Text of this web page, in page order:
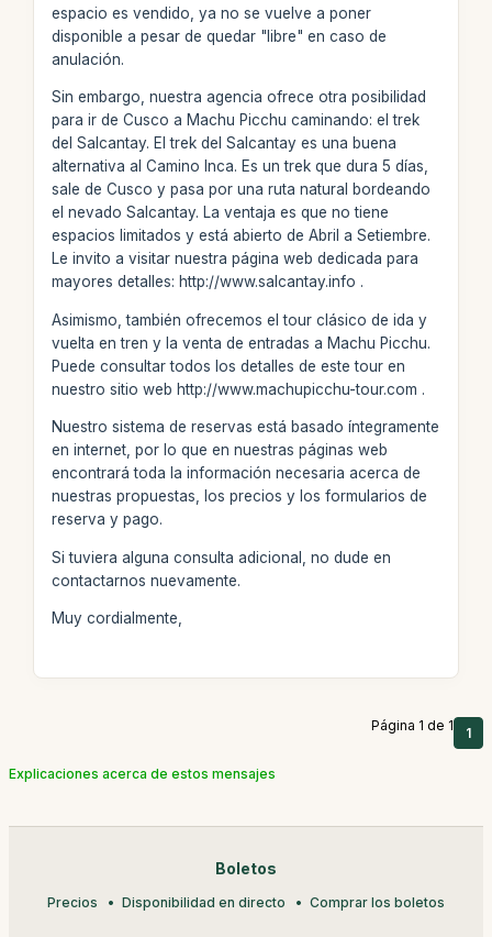
espacio es vendido, ya no se vuelve a poner
disponible a pesar de quedar "libre" en caso de
anulación.
Sin embargo, nuestra agencia ofrece otra posibilidad
para ir de Cusco a Machu Picchu caminando: el trek
del Salcantay. El trek del Salcantay es una buena
alternativa al Camino Inca. Es un trek que dura 5 días,
sale de Cusco y pasa por una ruta natural bordeando
el nevado Salcantay. La ventaja es que no tiene
espacios limitados y está abierto de Abril a Setiembre.
Le invito a visitar nuestra página web dedicada para
mayores detalles: http://www.salcantay.info .
Asimismo, también ofrecemos el tour clásico de ida y
vuelta en tren y la venta de entradas a Machu Picchu.
Puede consultar todos los detalles de este tour en
nuestro sitio web http://www.machupicchu-tour.com .
Nuestro sistema de reservas está basado íntegramente
en internet, por lo que en nuestras páginas web
encontrará toda la información necesaria acerca de
nuestras propuestas, los precios y los formularios de
reserva y pago.
Si tuviera alguna consulta adicional, no dude en
contactarnos nuevamente.
Muy cordialmente,
Página 1 de 1 1
Explicaciones acerca de estos mensajes
Boletos
Precios Disponibilidad en directo Comprar los boletos